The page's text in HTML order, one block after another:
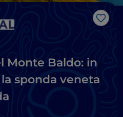
Like
Monte Baldo: in
sponda veneta